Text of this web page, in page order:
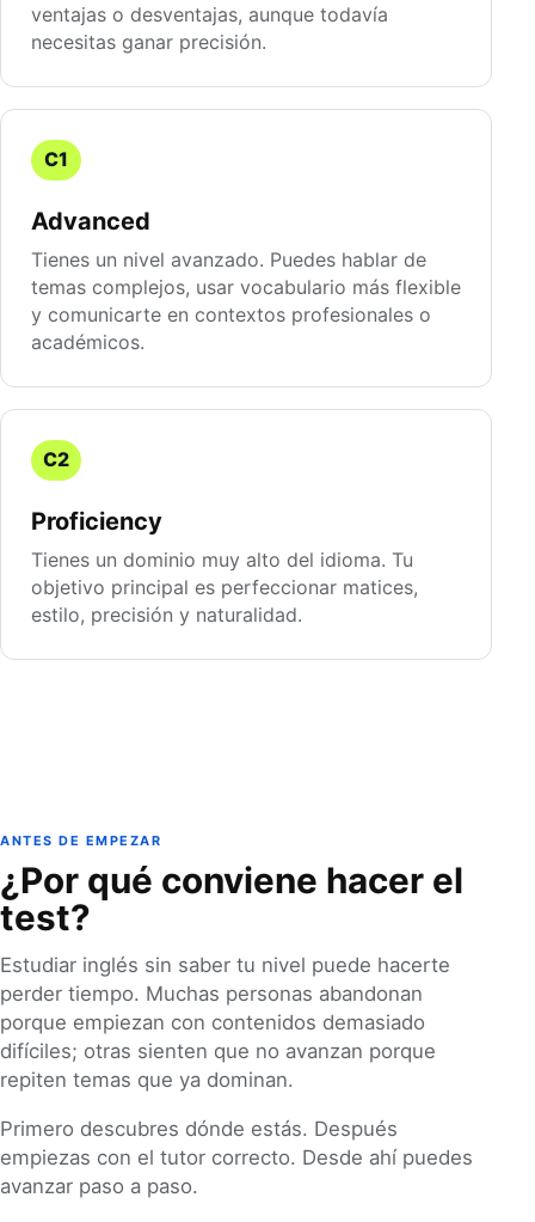
ventajas o desventajas, aunque todavía
necesitas ganar precisión.
C1
Advanced
Tienes un nivel avanzado. Puedes hablar de
temas complejos, usar vocabulario más flexible
y comunicarte en contextos profesionales o
académicos.
C2
Proficiency
Tienes un dominio muy alto del idioma. Tu
objetivo principal es perfeccionar matices,
estilo, precisión y naturalidad.
ANTES DE EMPEZAR
¿Por qué conviene hacer el
test?
Estudiar inglés sin saber tu nivel puede hacerte
perder tiempo. Muchas personas abandonan
porque empiezan con contenidos demasiado
difíciles; otras sienten que no avanzan porque
repiten temas que ya dominan.
Primero descubres dónde estás. Después
empiezas con el tutor correcto. Desde ahí puedes
avanzar paso a paso.